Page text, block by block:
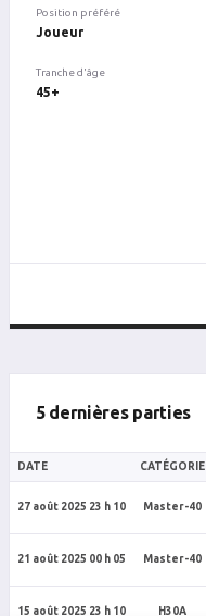
Position préféré
Joueur
Tranche d'âge
45+
5 dernières parties
DATE CATÉGORIE
27 août 2025 23 h 10 Master-40
21 août 2025 00 h 05 Master-40
15 août 2025 23 h 10 H30A